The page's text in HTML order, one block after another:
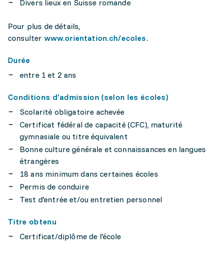
Divers lieux en Suisse romande
Pour plus de détails,
consulter www.orientation.ch/ecoles.
Durée
entre 1 et 2 ans
Conditions d'admission (selon les écoles)
Scolarité obligatoire achevée
Certificat fédéral de capacité (CFC), maturité
gymnasiale ou titre équivalent
Bonne culture générale et connaissances en langues
étrangères
18 ans minimum dans certaines écoles
Permis de conduire
Test d'entrée et/ou entretien personnel
Titre obtenu
Certificat/diplôme de l'école